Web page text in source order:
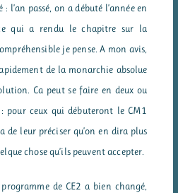
l’an passé, on a débuté l’année en
qui a rendu le chapitre sur la
je pense. A mon avis,
de la monarchie absolue
Ca peut se faire en deux ou
pour ceux qui débuteront le CM1
de leur préciser qu’on en dira plus
chose qu’ils peuvent accepter.
de CE2 a bien changé,